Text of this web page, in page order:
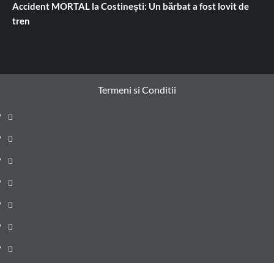
Accident MORTAL la Costinești: Un bărbat a fost lovit de
tren
Termeni si Conditii
Prima
pagină
Știri
de
ultima
Administrație
locală
Actualitate
Justiție
Cultura
Sănătate